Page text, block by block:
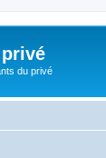
du privé